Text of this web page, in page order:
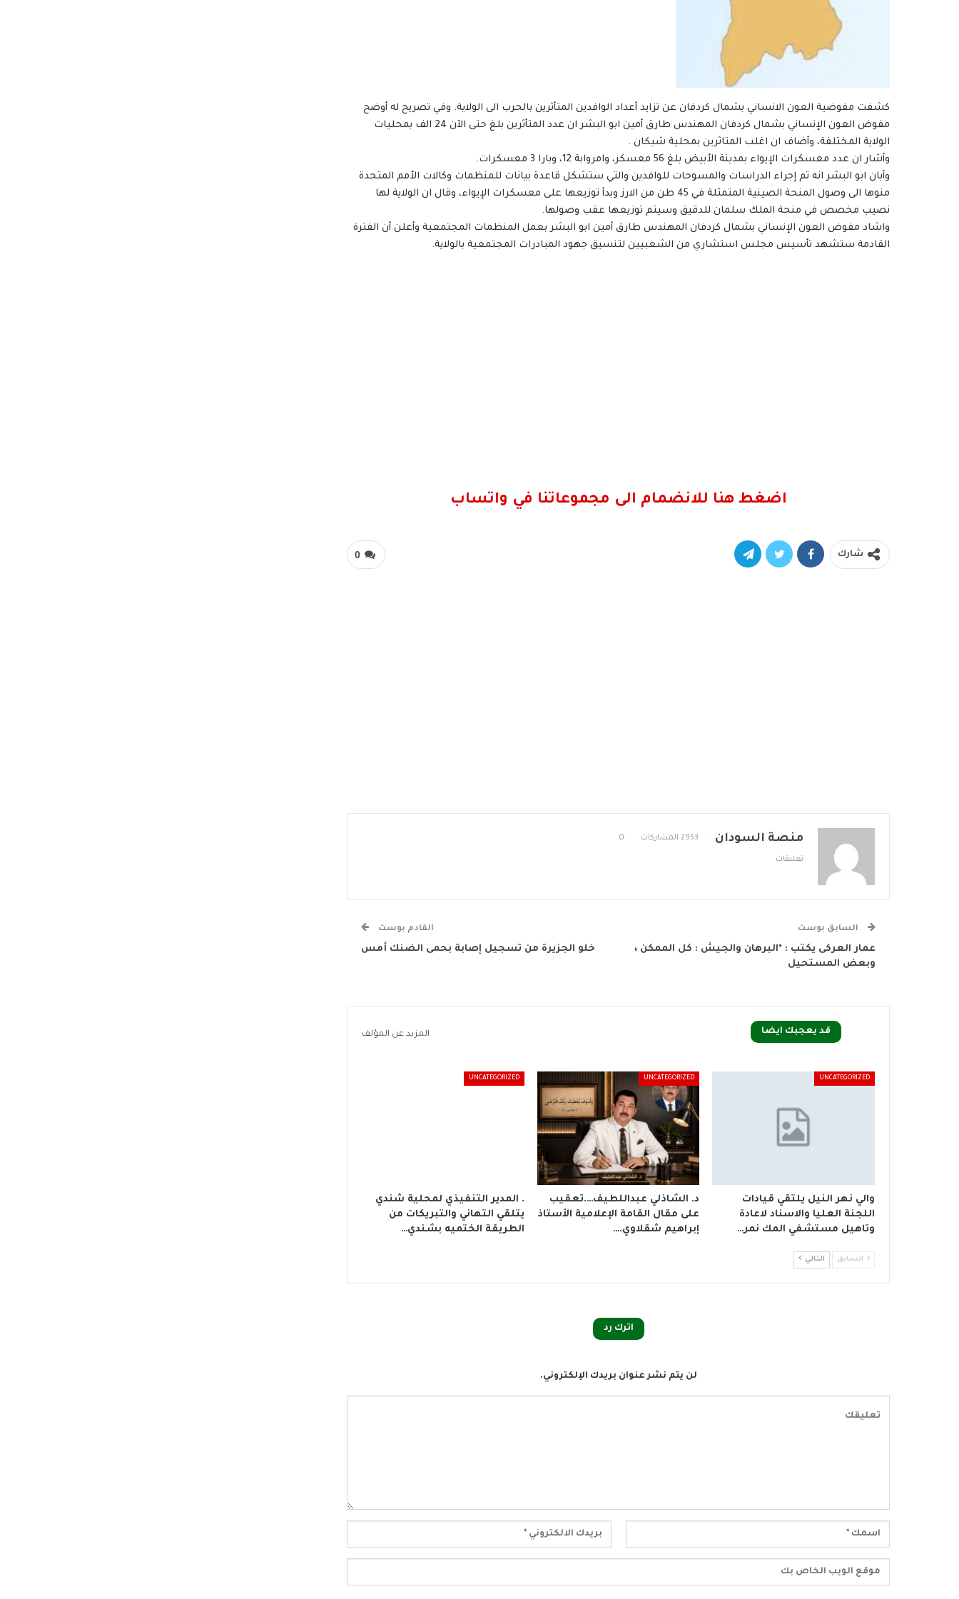
كشفت مفوضية العون الانساني بشمال كردفان عن تزايد أعداد الوافدين المتأثرين بالحرب الى الولاية. وفي تصريح له أوضح
مفوض العون الإنساني بشمال كردفان المهندس طارق أمين ابو البشر ان عدد المتأثرين بلغ حتى الآن 24 الف بمحليات
الولاية المختلفة، وأضاف ان اغلب المتاثرين بمحلية شيكان .
وأشار ان عدد معسكرات الإيواء بمدينة الأبيض بلغ 56 معسكر، وامروابة 12، وبارا 3 معسكرات.
وأبان ابو البشر انه تم إجراء الدراسات والمسوحات للوافدين والتي ستشكل قاعدة بيانات للمنظمات وكالات الأمم المتحدة
منوها الى وصول المنحة الصينية المتمثلة في 45 طن من الارز وبدأ توزيعها على معسكرات الإيواء، وقال ان الولاية لها
نصيب مخصص في منحة الملك سلمان للدقيق وسيتم توزيعها عقب وصولها.
واشاد مفوض العون الإنساني بشمال كردفان المهندس طارق أمين ابو البشر بعمل المنظمات المجتمعية وأعلن أن الفترة
القادمة ستشهد تأسيس مجلس استشاري من الشعبيين لتنسيق جهود المبادرات المجتمعية بالولاية.
اضغط هنا للانضمام الى مجموعاتنا في واتساب
0 شارك
منصة السودان 2953 المشاركات 0
تعليقات
السابق بوست
عمار العركى يكتب : *البرهان والجيش : كل الممكن ،
وبعض المستحيل
القادم بوست
خلو الجزيرة من تسجيل إصابة بحمى الضنك أمس
قد يعجبك ايضا المزيد عن المؤلف
UNCATEGORIZED
والي نهر النيل يلتقي قيادات
اللجنة العليا والاسناد لاعادة
وتاهيل مستشفي المك نمر…
UNCATEGORIZED
د. الشاذلي عبداللطيف….تعقيب
على مقال القامة الإعلامية الأستاذ
إبراهيم شقلاوي.…
UNCATEGORIZED
. المدير التنفيذي لمحلية شندي
يتلقي التهاني والتبريكات من
الطريقة الختميه بشندي…
السابق التالي
اترك رد
لن يتم نشر عنوان بريدك الإلكتروني.